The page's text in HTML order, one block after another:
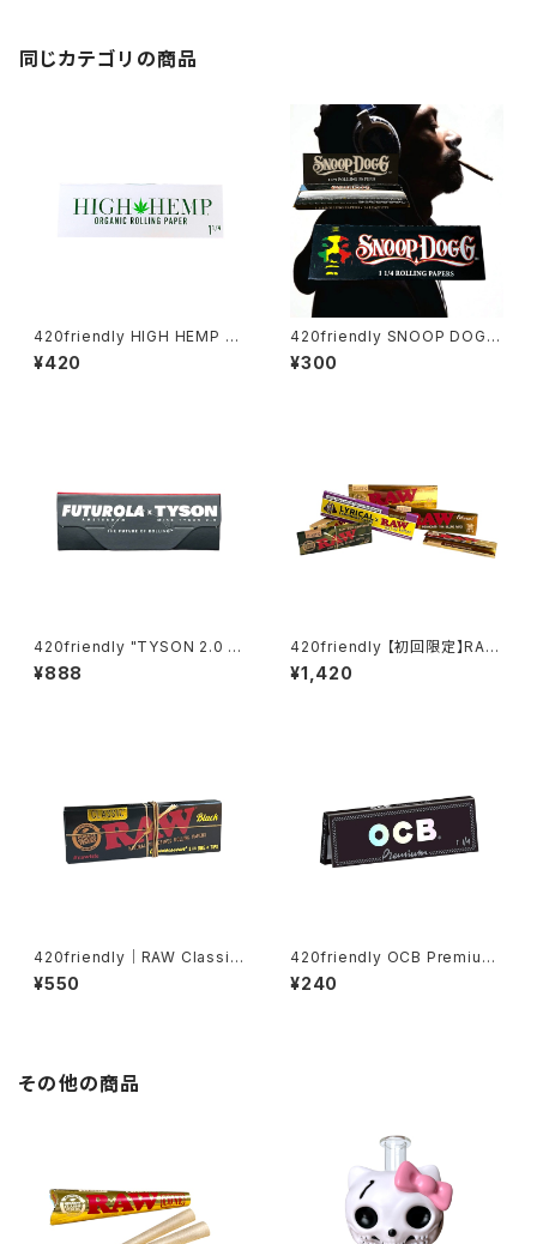
同じカテゴリの商品
420friendly HIGH HEMP ロ
ーリングペーパー / 1¼ size
無漂白・無添加
¥420
420friendly SNOOP DOGG
- 1 1/4 Rolling Papers Spec
ial Edition
¥300
420friendly "TYSON 2.0 X
FUTUROLA" Unbleached /
Rolling Papers + Tips （1 ¼
¥888
420friendly 【初回限定】RAW
お試し6点セット
¥1,420
420friendly｜RAW Classic
Black 1¼サイズ + Tips 超極
薄・無漂白ローリングペーパー
¥550
420friendly OCB Premium
1¼サイズ（オーシービー プレミ
アム）
¥240
その他の商品